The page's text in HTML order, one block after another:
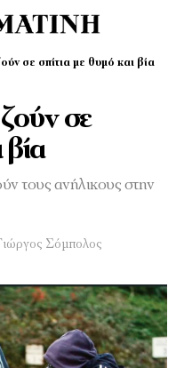
σε σπίτια με θυμό και βία
σε
βία
τους ανήλικους στην
Σόμπολος